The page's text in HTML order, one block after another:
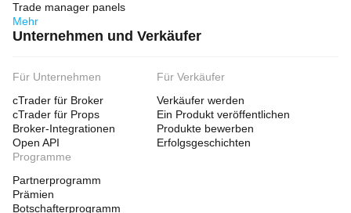
Trade manager panels
Mehr
Unternehmen und Verkäufer
Für Unternehmen
cTrader für Broker
cTrader für Props
Broker-Integrationen
Open API
Für Verkäufer
Verkäufer werden
Ein Produkt veröffentlichen
Produkte bewerben
Erfolgsgeschichten
Programme
Partnerprogramm
Prämien
Botschafterprogramm